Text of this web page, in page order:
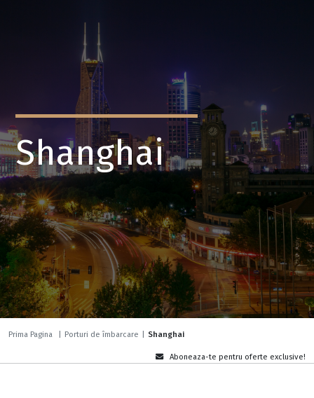
Shanghai
Prima Pagina Porturi de îmbarcare Shanghai
Aboneaza-te pentru oferte exclusive!